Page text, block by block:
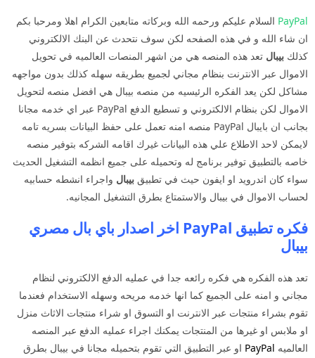
PayPal السلام عليكم ورحمه الله وبركاته متابعين الكرام اهلا ومرحبا بكم
ان شاء الله و في هذه الصفحه لكن سوف نتحدث عن البنك الالكتروني
كذلك بيبال تعد هذه المنصه هي من اشهر المنصات العالميه في تحويل
الاموال عبر الانترنت بنظام مجاني لجميع بطريقه سهله كذلك بدون مواجهه
مشاكل لكن يعد الفكره الرئيسيه من منصه بيبال هي افضل منصه لتحويل
الاموال لكن بنظام الالكتروني و تسطيع الدفع PayPal عبر اي خدمه مجانا
بجانب ان بايبال PayPal منصه امنه تعمل على حفظ البيانات بسريه تامه
لايمكن لاحد الاطلاع علي هذه البيانات غيرك اقامه الشركه بتوفير منصه
خاصه بالتطبيق توفير برنامج له وتحميله على جميع انظمه التشغيل الحديث
سواء كان اندرويد او ايفون حيث في تطبيق بيبال واجراء انشطه حسابيه
لحساب الاموال في بيبال والاستمتاع بطرق التشغيل المجانيه.
فكره تطبيق PayPal اخر اصدار باي بال مصري
بيبال
تعد هذه الفكره هي فكره رائعه جدا في عمليه الدفع الالكتروني لنظام
مجاني و امنه على الجميع كما انها خدمه مريحه وسهله الاستخدام فعندما
تقوم بشراء منتجات عبر الانترنت او التسوق او شراء منتجات الاثاث منزل
او ملابس او غيرها من المنتجات يمكنك اجراء عمليه الدفع عبر المنصه
العالميه
او عبر التطبيق التي تقوم بتحميله مجانا في بيبال بطرق